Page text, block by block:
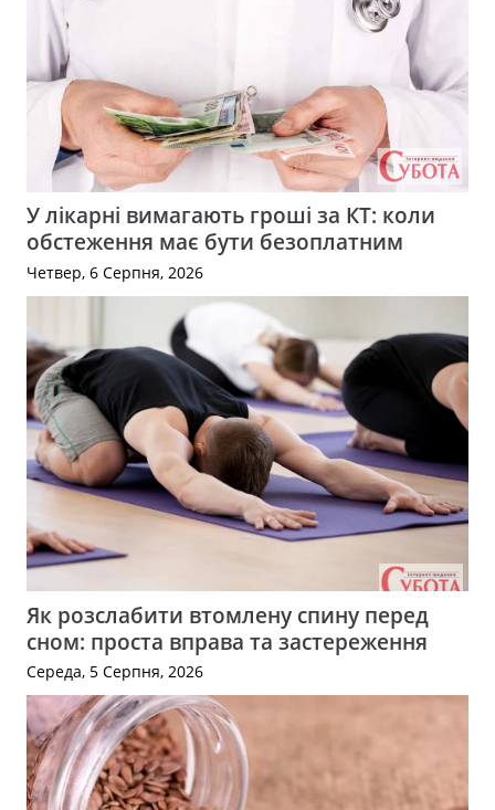
У лікарні вимагають гроші за КТ: коли
обстеження має бути безоплатним
Четвер, 6 Серпня, 2026
Як розслабити втомлену спину перед
сном: проста вправа та застереження
Середа, 5 Серпня, 2026